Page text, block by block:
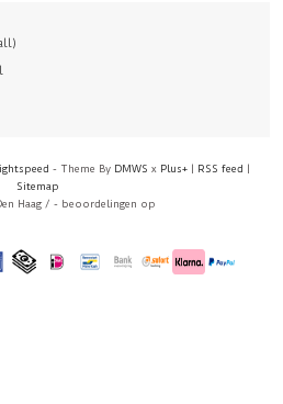
- Theme By DMWS x Plus+ | RSS feed |
Sitemap
Haag / - beoordelingen op